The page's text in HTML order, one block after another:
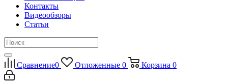
Контакты
Видеообзоры
Статьи
Сравнение0 Отложенные 0 Корзина 0